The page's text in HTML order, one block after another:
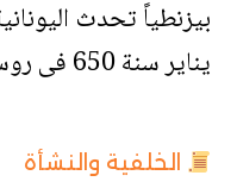
يناير سنة 650 فى روسانو.
الخلفية والنشأة